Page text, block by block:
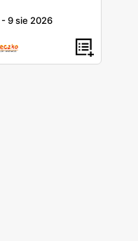
-9 sie 2026